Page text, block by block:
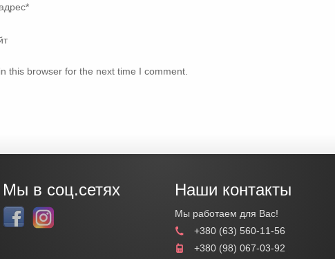
*
this browser for the next time I comment.
Мы в соц.сетях Наши контакты
Мы работаем для Вас!
+380 (63) 560-11-56
+380 (98) 067-03-92